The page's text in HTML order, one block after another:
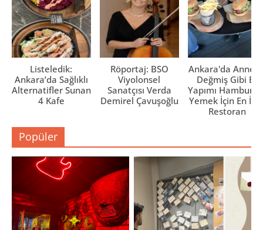
Listeledik:
Ankara’da Sağlıklı
Alternatifler Sunan
4 Kafe
Röportaj: BSO
Viyolonsel
Sanatçısı Verda
Demirel Çavuşoğlu
Ankara'da Anne
Değmiş Gibi Ev
Yapımı
Yemek İçin En İyi
Restoran
Popüler